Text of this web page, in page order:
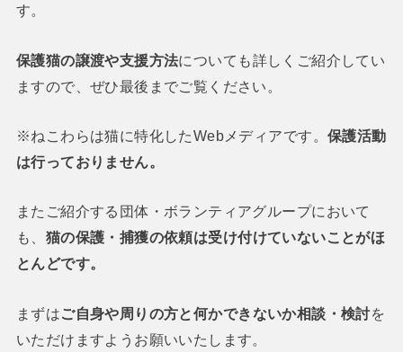
す。
保護猫の譲渡や支援方法についても詳しくご紹介してい
ますので、ぜひ最後までご覧ください。
※ねこわらは猫に特化したWebメディアです。 保護活動
は行っておりません。
またご紹介する団体・ボランティアグループにおいて
も、 猫の保護・捕獲の依頼は受け付けていないことがほ
とんどです。
まずはご自身や周りの方と何かできないか相談・検討を
いただけますようお願いいたします。